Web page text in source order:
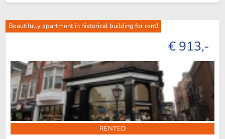
Beautifully apartment in historical building for rent!
€ 913,-
RENTED